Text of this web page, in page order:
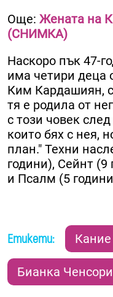
Още: Жената на
(СНИМКА)
Наскоро пък 47-
има четири деца
Ким Кардашиян,
тя е родила от
с този човек
които бях с нея,
план." Техни
години), Сейнт (9
и Псалм (5
Етикети: Кание
Бианка Ченсори